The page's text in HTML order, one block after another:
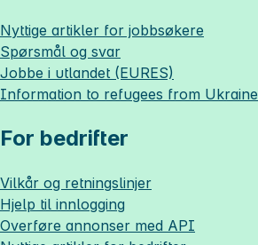
Nyttige artikler for jobbsøkere
Spørsmål og svar
Jobbe i utlandet (EURES)
Information to refugees from Ukraine
For bedrifter
Vilkår og retningslinjer
Hjelp til innlogging
Overføre annonser med API